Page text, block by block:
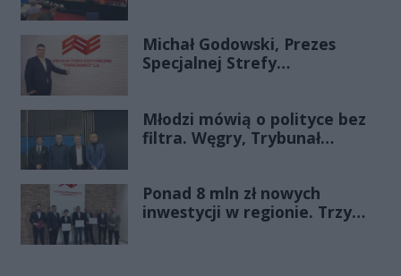
Michał Godowski, Prezes
Specjalnej Strefy
Porannej Rozmowy Radia
Rekord Świętokrzyskie
Młodzi mówią o polityce bez
filtra. Węgry, Trybunał
zmienia zasady gry
Ponad 8 mln zł nowych
inwestycji w regionie. Trzy